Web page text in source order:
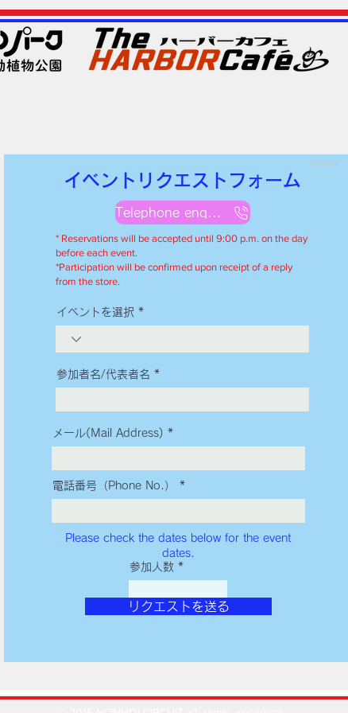
Ver.1104
イベントリクエストフォーム
* Reservations will be accepted until 9:00 p.m. on the day
before each event.
*Participation will be confirmed upon receipt of a reply
from the store.
イベントを選択
参加者名/代表者名
メール(Mail Address)
電話番号（Phone No.）
Please check the dates below for the event
dates.
参加人数
リクエストを送る